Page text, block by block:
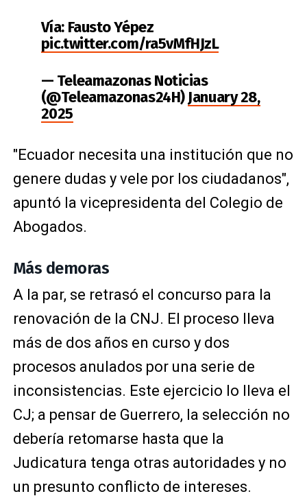
Vía: Fausto Yépez
pic.twitter.com/ra5vMfHJzL
— Teleamazonas Noticias
(@Teleamazonas24H)January 28,
2025
"Ecuador necesita una institución que no
genere dudas y vele por los ciudadanos",
apuntó la vicepresidenta del Colegio de
Abogados.
Más demoras
A la par, se retrasó el concurso para la
renovación de la CNJ. El proceso lleva
más de dos años en curso y dos
procesos anulados por una serie de
inconsistencias. Este ejercicio lo lleva el
CJ; a pensar de Guerrero, la selección no
debería retomarse hasta que la
Judicatura tenga otras autoridades y no
un presunto conflicto de intereses.